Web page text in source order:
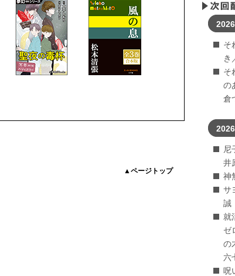
▲ページトップ
2026
そ
き
そ
の
倉
2026
尼
井
神
サ
誠
就
ゼ
の
六
呪